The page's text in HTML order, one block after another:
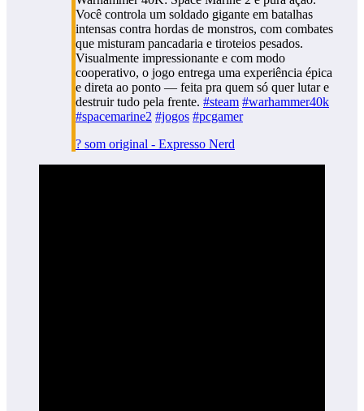
Você controla um soldado gigante em batalhas
intensas contra hordas de monstros, com combates
que misturam pancadaria e tiroteios pesados.
Visualmente impressionante e com modo
cooperativo, o jogo entrega uma experiência épica
e direta ao ponto — feita pra quem só quer lutar e
destruir tudo pela frente. #steam #warhammer40k
#spacemarine2 #jogos #pcgamer
? som original - Expresso Nerd